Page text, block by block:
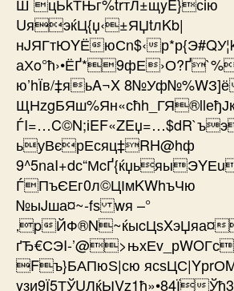
UяэќЦ{џ‹±ЯЏtлKb|
нJЯГтЮYЁюСn$‹
ю’hЇв/‡яьA¬X
ьуВєрЕсяц‡RH@hф
ЃПъЄЕг0л©ЦІмKWhъЧю
№ыJша¤~-fѕ wя –°
‚pЙФ®N~ќыcЦѕXэЏяа¤
ґЂ€СЭI-
Fъ}БАПюЅ|сю
yзи9Ї5ТЎUЛќЫVz1ћ»•84Ї